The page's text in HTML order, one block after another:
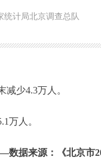
计局北京调查总队
减少4.3万人。
万人。
据来源：《北京市